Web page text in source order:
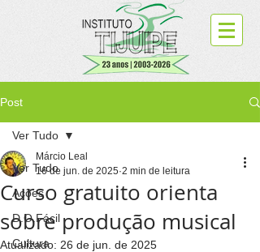
Post
Ver Tudo
Ações
D.O.Fácil
Cultura
Ver Tudo
Curso gratuito orienta
sobre produção musical
Márcio Leal
16 de jun. de 2025 2 min de leitura
Atualizado: 26 de jun. de 2025